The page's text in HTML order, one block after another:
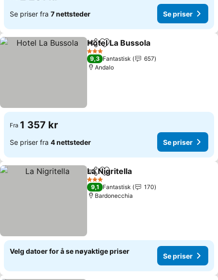
Se priser fra 7 nettsteder Se priser
Del Legg til i favoritter
Hotel La Bussola
3 Stjerner
9,3 Fantastisk
657
Andalo
Fra 1 357 kr
Se priser fra 4 nettsteder Se priser
Del Legg til i favoritter
La Nigritella
3 Stjerner
9,1 Fantastisk
170
Bardonecchia
Velg datoer for å se nøyaktige priser
Se priser